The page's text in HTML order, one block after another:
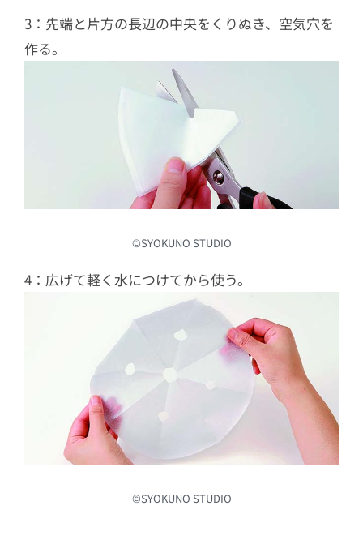
3：先端と片方の長辺の中央をくりぬき、空気穴を
作る。
©︎SYOKUNO STUDIO
4：広げて軽く水につけてから使う。
©︎SYOKUNO STUDIO